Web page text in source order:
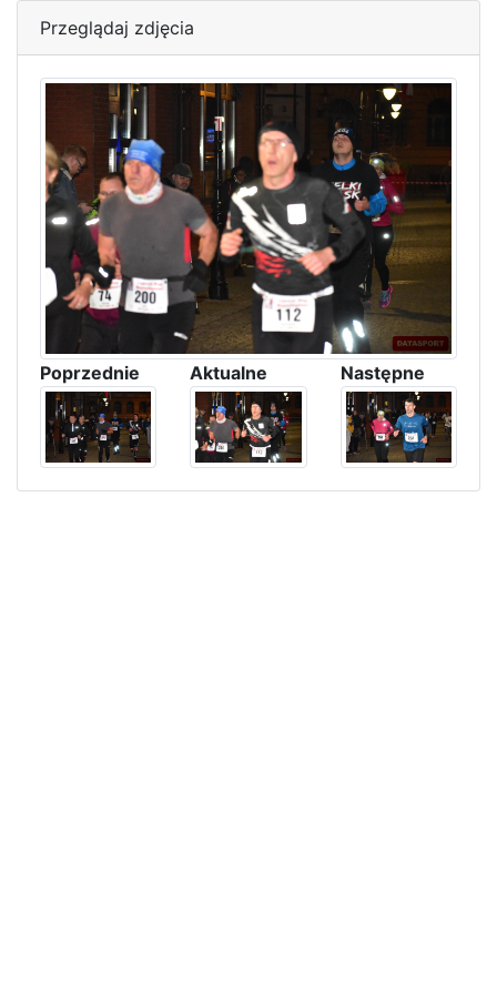
Przeglądaj zdjęcia
Poprzednie Aktualne Następne